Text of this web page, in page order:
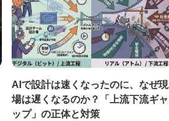
AIで設計は速くなったのに、なぜ現
場は遅くなるのか？「上流下流ギャ
ップ」の正体と対策